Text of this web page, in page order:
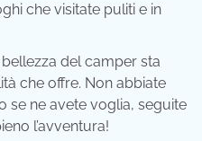
che visitate puliti e in
bellezza del camper sta
che offre. Non abbiate
se ne avete voglia, seguite
l’avventura!